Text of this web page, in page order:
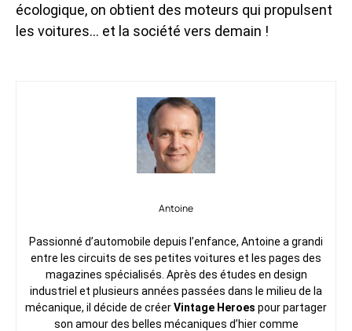
écologique, on obtient des moteurs qui propulsent
les voitures… et la société vers demain !
Antoine
Passionné d’automobile depuis l’enfance, Antoine a grandi
entre les circuits de ses petites voitures et les pages des
magazines spécialisés. Après des études en design
industriel et plusieurs années passées dans le milieu de la
mécanique, il décide de créerVintage Heroes pour partager
son amour des belles mécaniques d’hier comme